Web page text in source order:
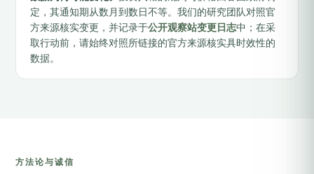
定，其通知期从数月到数日不等。我们的研究团队对照官
方来源核实变更，并记录于公开观察站变更日志中；在采
取行动前，请始终对照所链接的官方来源核实具时效性的
数据。
方法论与诚信